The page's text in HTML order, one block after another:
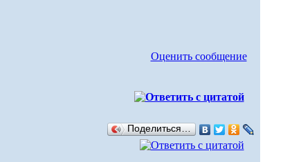
Оценить сообщение
Поделиться…